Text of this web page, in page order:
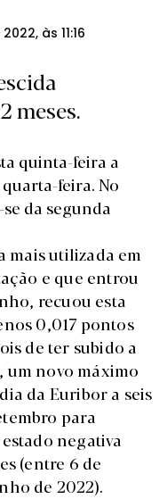
às 11:16
meses.
quinta-feira a
quarta-feira. No
da segunda
mais utilizada em
e que entrou
recuou esta
0,017 pontos
de ter subido a
um novo máximo
da Euribor a seis
para
negativa
(entre 6 de
de 2022).